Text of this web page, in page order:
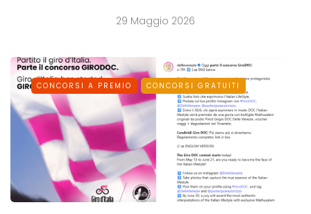
29 Maggio 2026
CONCORSI A PREMIO CONCORSI GRATUITI